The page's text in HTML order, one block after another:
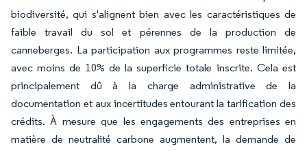
biodiversité, qui s'alignent bien avec les caractéristiques de
faible travail du sol et pérennes de la production de
canneberges. La participation aux programmes reste limitée,
avec moins de 10% de la superficie totale inscrite. Cela est
principalement dû à la charge administrative de la
documentation et aux incertitudes entourant la tarification des
crédits. À mesure que les engagements des entreprises en
matière de neutralité carbone augmentent, la demande de